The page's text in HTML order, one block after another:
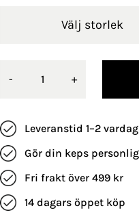
Välj storlek
- +
Leveranstid 1–2
Gör din keps
Fri frakt över 499 kr
14 dagars öppet köp